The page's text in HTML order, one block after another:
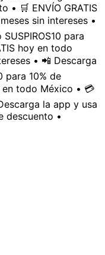
• 🛒 ENVÍO GRATIS
sin intereses •
para
hoy en todo
• 📲 Descarga
para 10% de
en todo México • 💳
la app y usa
descuento •